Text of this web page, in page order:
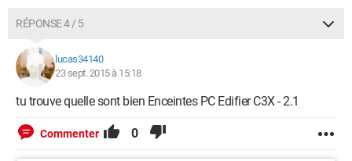
RÉPONSE 4 / 5
lucas34140
23 sept. 2015 à 15:18
tu trouve quelle sont bien Enceintes PC Edifier C3X - 2.1
Commenter 0